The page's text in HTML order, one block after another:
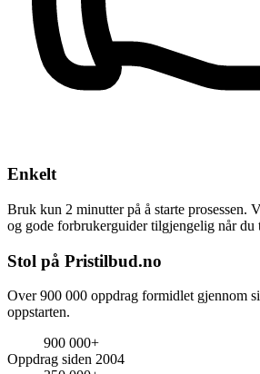
Enkelt
Bruk kun 2 minutter på å starte prosessen.
og gode forbrukerguider tilgjengelig når du
Stol på Pristilbud.no
Over 900 000 oppdrag formidlet gjennom
oppstarten.
900 000+
Oppdrag siden 2004